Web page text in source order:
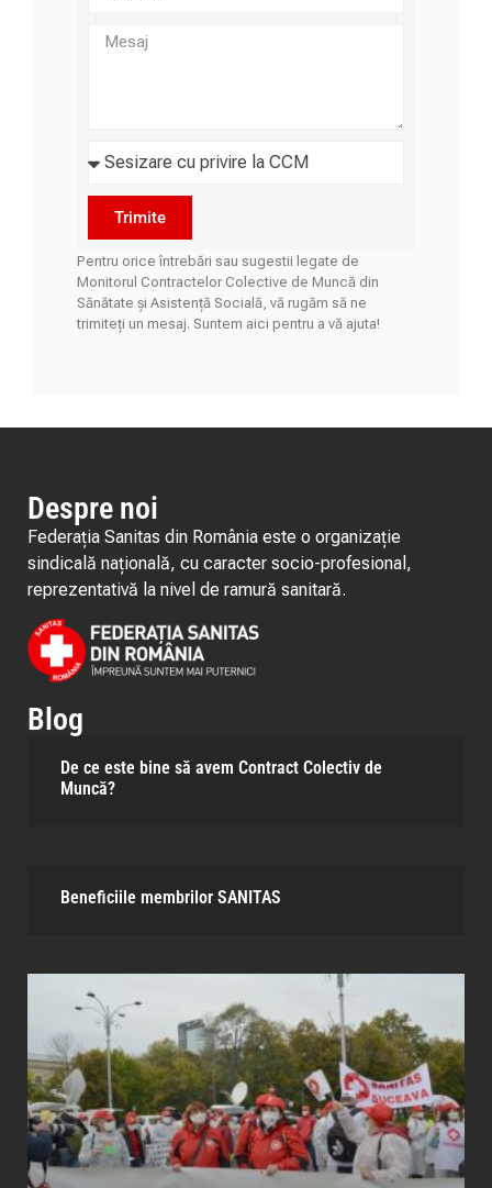
Trimite
Pentru orice întrebări sau sugestii legate de
Monitorul Contractelor Colective de Muncă din
Sănătate și Asistență Socială, vă rugăm să ne
trimiteți un mesaj. Suntem aici pentru a vă ajuta!
Despre noi
Federația Sanitas din România este o organizație
sindicală națională, cu caracter socio-profesional,
reprezentativă la nivel de ramură sanitară.
Blog
De ce este bine să avem Contract Colectiv de
Muncă?
Beneficiile membrilor SANITAS​